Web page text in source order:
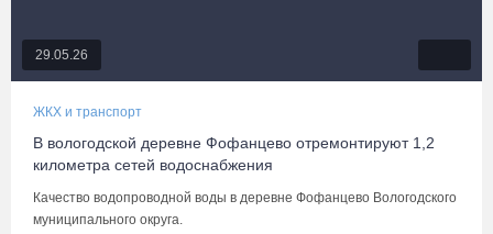
29.05.26
ЖКХ и транспорт
В вологодской деревне Фофанцево отремонтируют 1,2
километра сетей водоснабжения
Качество водопроводной воды в деревне Фофанцево Вологодского
муниципального округа.